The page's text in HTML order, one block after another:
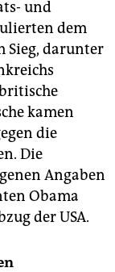
und
dem
Sieg, darunter
kamen
die
Die
Angaben
Obama
der USA.